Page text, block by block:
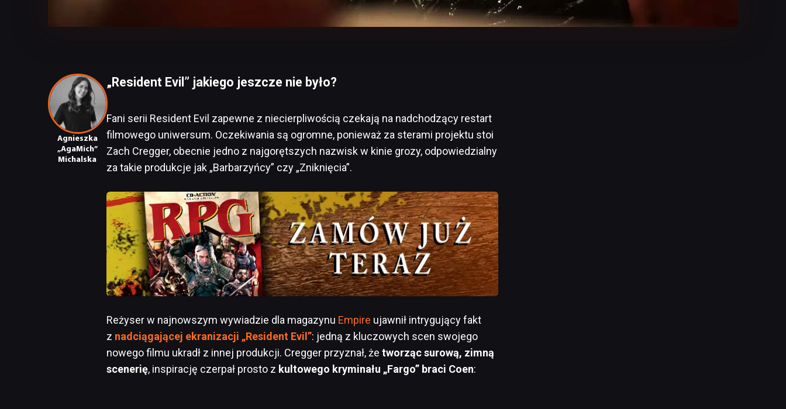
Agnieszka
„AgaMich”
Michalska
„Resident Evil” jakiego jeszcze nie było?
Fani serii Resident Evil zapewne z niecierpliwością czekają na nadchodzący restart
filmowego uniwersum. Oczekiwania są ogromne, ponieważ za sterami projektu stoi
Zach Cregger, obecnie jedno z najgorętszych nazwisk w kinie grozy, odpowiedzialny
za takie produkcje jak „Barbarzyńcy” czy „Zniknięcia”.
Reżyser w najnowszym wywiadzie dla magazynu Empire ujawnił intrygujący fakt
z nadciągającej ekranizacji „Resident Evil”: jedną z kluczowych scen swojego
nowego filmu ukradł z innej produkcji. Cregger przyznał, że tworząc surową, zimną
scenerię, inspirację czerpał prosto z kultowego kryminału „Fargo” braci Coen: